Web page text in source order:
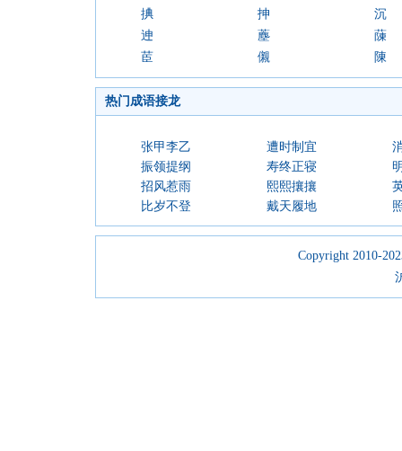
捵
抻
沉
迧
薼
蔯
茞
儭 陳
热门成语接龙
张甲李乙 遭时制宜
振领提纲
寿终正寝
招风惹雨
熙熙攘攘
比岁不登
戴天履地
Copyright 2010-